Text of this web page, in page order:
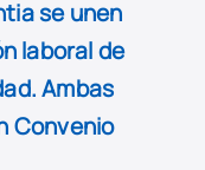
se unen
laboral de
Ambas
Convenio